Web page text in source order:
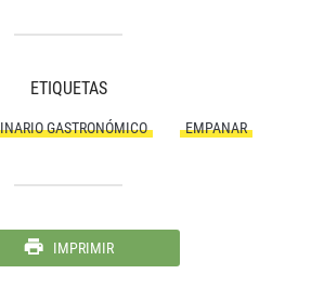
ETIQUETAS
GASTRONÓMICO EMPANAR
IMPRIMIR